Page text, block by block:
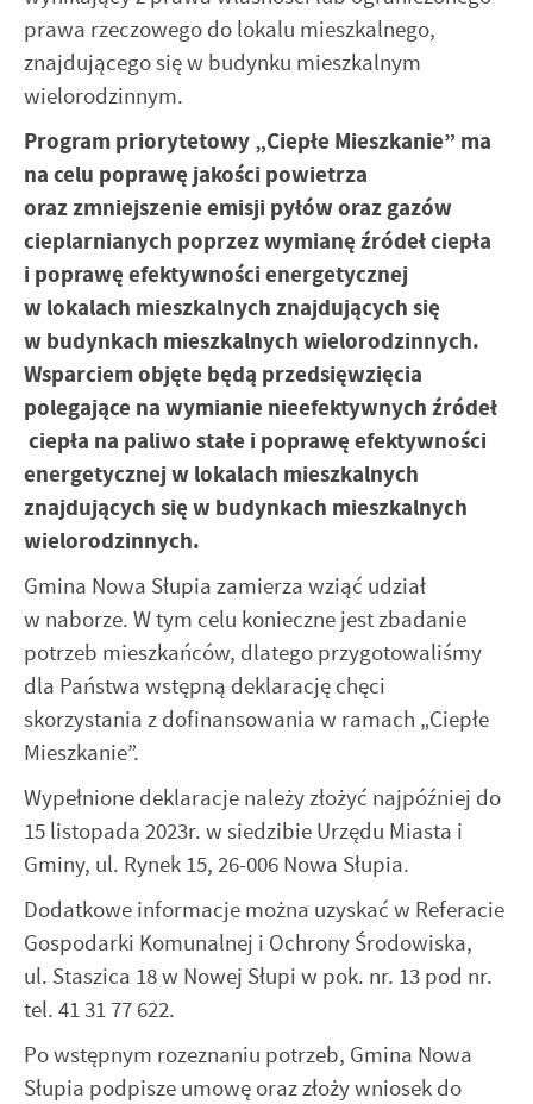
prawa rzeczowego do lokalu mieszkalnego,
znajdującego się w budynku mieszkalnym
wielorodzinnym.
Program priorytetowy „Ciepłe Mieszkanie” ma
na celu poprawę jakości powietrza
oraz zmniejszenie emisji pyłów oraz gazów
cieplarnianych poprzez wymianę źródeł ciepła
i poprawę efektywności energetycznej
w lokalach mieszkalnych znajdujących się
w budynkach mieszkalnych wielorodzinnych.
Wsparciem objęte będą przedsięwzięcia
polegające na wymianie nieefektywnych źródeł
ciepła na paliwo stałe i poprawę efektywności
energetycznej w lokalach mieszkalnych
znajdujących się w budynkach mieszkalnych
wielorodzinnych.
Gmina Nowa Słupia zamierza wziąć udział
w naborze. W tym celu konieczne jest zbadanie
potrzeb mieszkańców, dlatego przygotowaliśmy
dla Państwa wstępną deklarację chęci
skorzystania z dofinansowania w ramach „Ciepłe
Mieszkanie”.
Wypełnione deklaracje należy złożyć najpóźniej do
15 listopada 2023r. w siedzibie Urzędu Miasta i
Gminy, ul. Rynek 15, 26-006 Nowa Słupia.
Dodatkowe informacje można uzyskać w Referacie
Gospodarki Komunalnej i Ochrony Środowiska,
ul. Staszica 18 w Nowej Słupi w pok. nr. 13 pod nr.
tel. 41 31 77 622.
Po wstępnym rozeznaniu potrzeb, Gmina Nowa
Słupia podpisze umowę oraz złoży wniosek do
Twoich zwyczajów dotyczących przeglądanej witryny
internetowej. Treści promocyjne mogą pojawić się na
stronach podmiotów trzecich lub firm będących naszymi
partnerami oraz innych dostawców usług. Firmy te działają
w charakterze pośredników prezentujących nasze treści w
postaci wiadomości, ofert, komunikatów mediów
społecznościowych.